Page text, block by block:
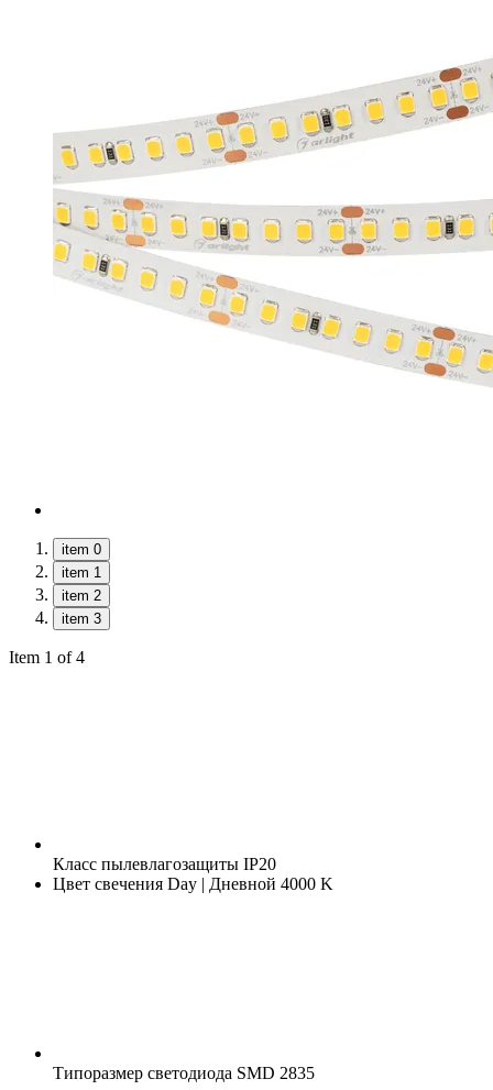
item 0
item 1
item 2
item 3
Item 1 of 4
Класс пылевлагозащиты IP20
Цвет свечения Day | Дневной 4000 K
Типоразмер светодиода SMD 2835